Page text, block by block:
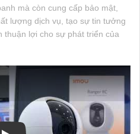
mà còn cung cấp bảo mật,
lượng dịch vụ, tạo sự tin tưởng
thuận lợi cho sự phát triển của